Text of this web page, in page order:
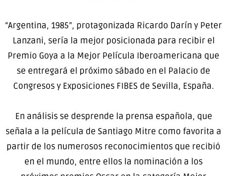
“Argentina, 1985”, protagonizada Ricardo Darín y Peter
Lanzani, sería la mejor posicionada para recibir el
Premio Goya a la Mejor Película Iberoamericana que
se entregará el próximo sábado en el Palacio de
Congresos y Exposiciones FIBES de Sevilla, España.
En análisis se desprende la prensa española, que
señala a la película de Santiago Mitre como favorita a
partir de los numerosos reconocimientos que recibió
en el mundo, entre ellos la nominación a los